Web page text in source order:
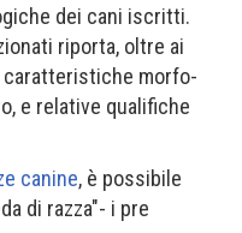
dei cani iscritti.
riporta, oltre ai
caratteristiche morfo-
e relative qualifiche
canine, è possibile
di razza"- i pre